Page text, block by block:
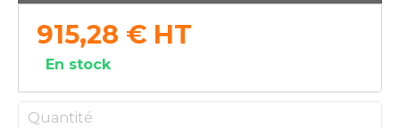
915,28 € HT
En stock
Quantité